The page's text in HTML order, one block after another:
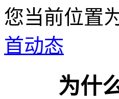
您当前位置为
首动态
为什